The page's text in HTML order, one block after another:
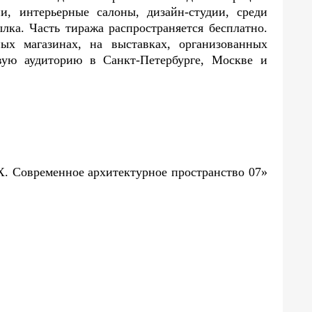
интерьерные салоны, дизайн-студии, среди
Часть тиража распространяется бесплатно.
магазинах, на выставках, организованных
аудиторию в Санкт-Петербурге, Москве и
Современное архитектурное пространство 07»